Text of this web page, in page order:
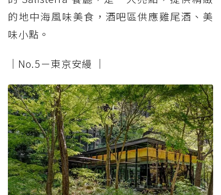
的地中海風味美食，酒吧區供應雞尾酒、美
味小點。
│No.5－東京安縵 │